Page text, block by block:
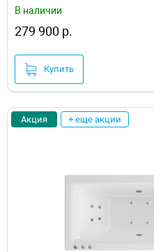
В наличии
279 900 р.
Купить
Акция + еще акции